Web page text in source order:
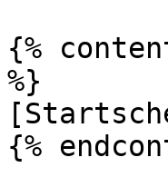
{%
%}
{%